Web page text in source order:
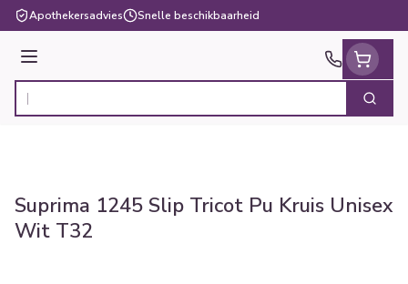
Ga naar de inhoud
Apothekersadvies Snelle beschikbaarheid
Menu
Product, merk, categorie... Zoek
Suprima 1245 Slip Tricot Pu Kruis Unisex
Wit T32